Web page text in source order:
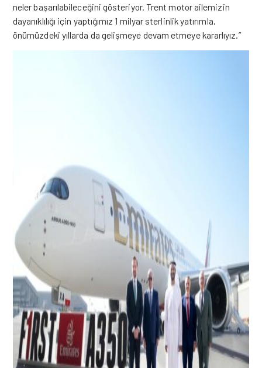
neler başarılabileceğini gösteriyor. Trent motor ailemizin
dayanıklılığı için yaptığımız 1 milyar sterlinlik yatırımla,
önümüzdeki yıllarda da gelişmeye devam etmeye kararlıyız.”